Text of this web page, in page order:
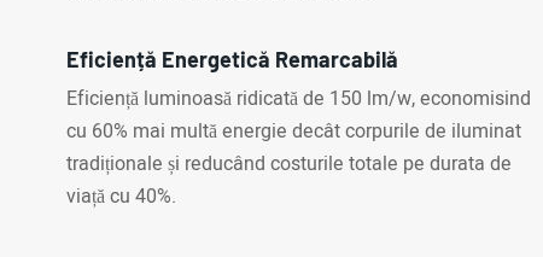
Eficiență Energetică Remarcabilă
Eficiență luminoasă ridicată de 150 lm/w, economisind
cu 60% mai multă energie decât corpurile de iluminat
tradiționale și reducând costurile totale pe durata de
viață cu 40%.